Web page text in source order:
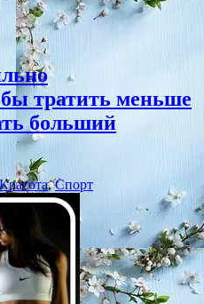
тратить меньше
больший
Красота,Спорт